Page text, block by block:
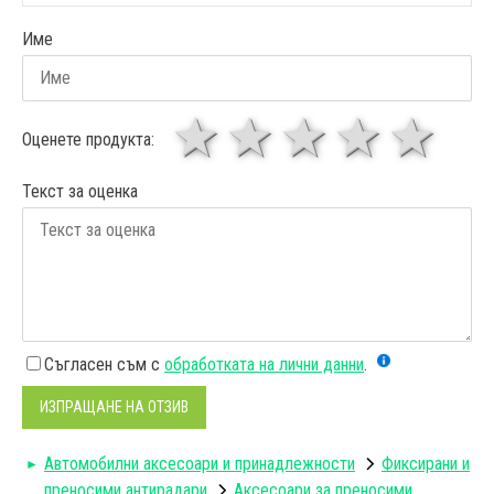
Име
Оценете продукта: 4
3
звезди
1 звезда
Текст за оценка
Съгласен съм с обработката на лични данни.
ИЗПРАЩАНЕ НА ОТЗИВ
Автомобилни аксесоари и принадлежности
Фиксирани и
преносими антирадари
Аксесоари за преносими